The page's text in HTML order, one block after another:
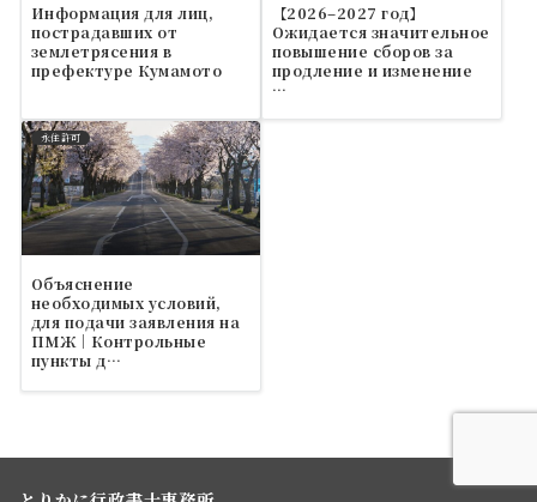
Информация для лиц,
пострадавших от
землетрясения в
префектуре Кумамото
【2026–2027 год】
Ожидается значительное
повышение сборов за
продление и изменение
…
永住許可
Объяснение
необходимых условий,
для подачи заявления на
ПМЖ｜Контрольные
пункты д…